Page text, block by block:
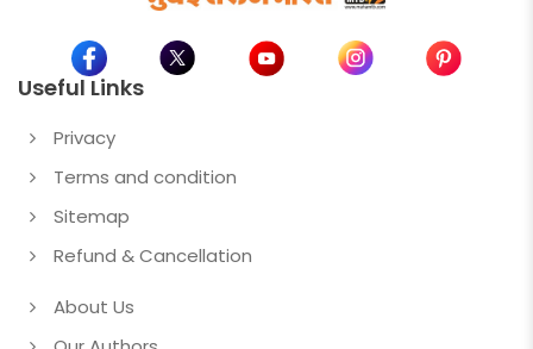
Useful Links
Privacy
Terms and condition
Sitemap
Refund & Cancellation
About Us